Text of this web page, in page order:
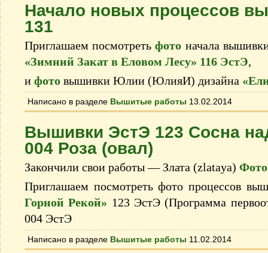
Начало новых процессов
131
Приглашаем посмотретьфото начала
«Зимний Закат в Еловом Лесу» 116 ЭстЭ,
и фото вышивки Юлии (ЮлияИ) дизайна
Написано в разделе Вышитые работы 13.02.2014
Вышивки ЭстЭ 123 Сосна
004 Роза (овал)
Закончили свои работы — Злата (zlataya)
Приглашаем посмотреть фото процессов
Горной Рекой» 123 ЭстЭ (Программа
004 ЭстЭ
Написано в разделе Вышитые работы 11.02.2014